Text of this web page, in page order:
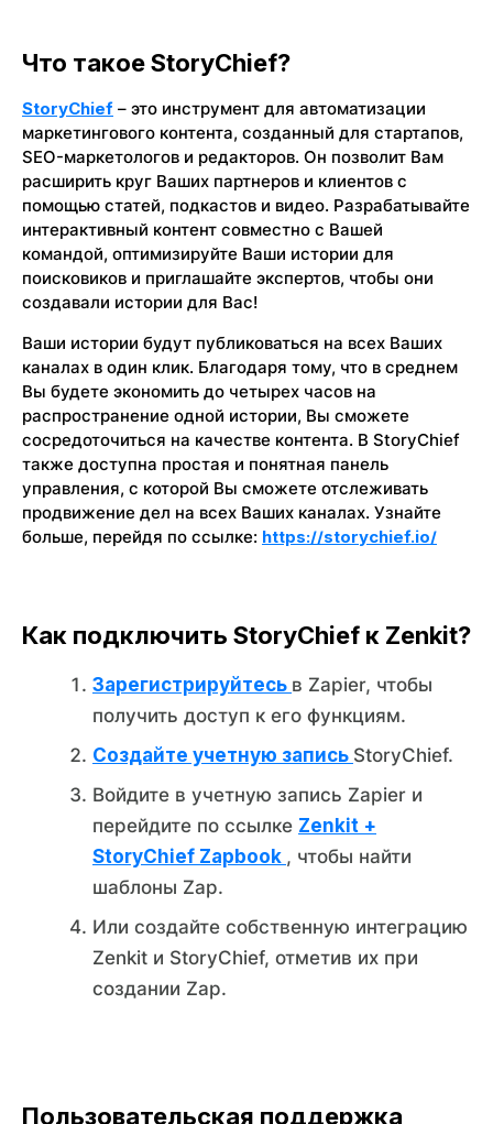
Что такое StoryChief?
StoryChief – это инструмент для автоматизации
маркетингового контента, созданный для стартапов,
SEO-маркетологов и редакторов. Он позволит Вам
расширить круг Ваших партнеров и клиентов с
помощью статей, подкастов и видео. Разрабатывайте
интерактивный контент совместно с Вашей
командой, оптимизируйте Ваши истории для
поисковиков и приглашайте экспертов, чтобы они
создавали истории для Вас!
Ваши истории будут публиковаться на всех Ваших
каналах в один клик. Благодаря тому, что в среднем
Вы будете экономить до четырех часов на
распространение одной истории, Вы сможете
сосредоточиться на качестве контента. В StoryChief
также доступна простая и понятная панель
управления, с которой Вы сможете отслеживать
продвижение дел на всех Ваших каналах. Узнайте
больше, перейдя по ссылке: https://storychief.io/
Как подключить StoryChief к Zenkit?
Зарегистрируйтесь в Zapier, чтобы
получить доступ к его функциям.
Создайте учетную запись StoryChief.
Войдите в учетную запись Zapier и
перейдите по ссылке Zenkit +
StoryChief Zapbook , чтобы найти
шаблоны Zap.
Или создайте собственную интеграцию
Zenkit и StoryChief, отметив их при
создании Zap.
Пользовательская поддержка